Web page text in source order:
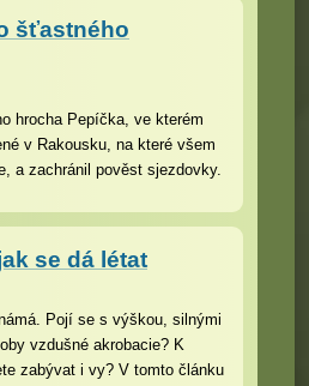
šťastného
hrocha Pepíčka, ve kterém
v Rakousku, na které všem
a zachránil pověst sjezdovky.
se dá létat
Pojí se s výškou, silnými
vzdušné akrobacie? K
zabývat i vy? V tomto článku